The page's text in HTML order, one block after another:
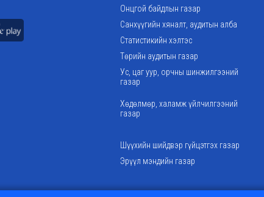
Онцгой байдлын газар
Санхүүгийн хяналт, аудитын алба
Статистикийн хэлтэс
Төрийн аудитын газар
Ус, цаг уур, орчны шинжилгээний
газар
Хөдөлмөр, халамж үйлчилгээний
газар
Шүүхийн шийдвэр гүйцэтгэх газар
Эрүүл мэндийн газар